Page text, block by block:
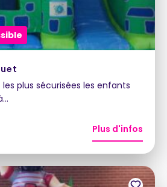
plus sécurisées les enfants
Plus d'infos